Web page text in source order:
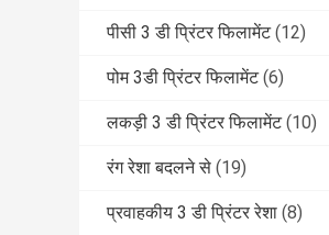
पीसी 3 डी प्रिंटर फिलामेंट (12)
पोम 3डी प्रिंटर फिलामेंट (6)
लकड़ी 3 डी प्रिंटर फिलामेंट (10)
रंग रेशा बदलने से (19)
प्रवाहकीय 3 डी प्रिंटर रेशा (8)